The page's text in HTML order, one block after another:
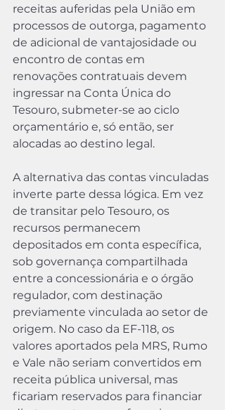
receitas auferidas pela União em
processos de outorga, pagamento
de adicional de vantajosidade ou
encontro de contas em
renovações contratuais devem
ingressar na Conta Única do
Tesouro, submeter-se ao ciclo
orçamentário e, só então, ser
alocadas ao destino legal.
A alternativa das contas vinculadas
inverte parte dessa lógica. Em vez
de transitar pelo Tesouro, os
recursos permanecem
depositados em conta específica,
sob governança compartilhada
entre a concessionária e o órgão
regulador, com destinação
previamente vinculada ao setor de
origem. No caso da EF-118, os
valores aportados pela MRS, Rumo
e Vale não seriam convertidos em
receita pública universal, mas
ficariam reservados para financiar